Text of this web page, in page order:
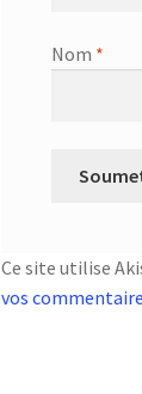
Nom *
Ce site utilise
vos